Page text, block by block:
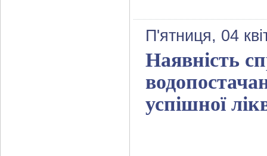
П'ятниця, 04
Наявність
успішної